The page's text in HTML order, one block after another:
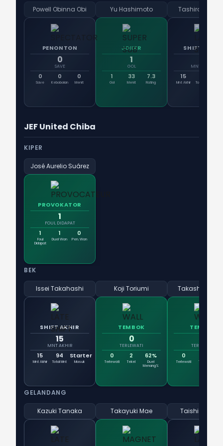
Powell Obinna Obi
PENONTON
0
SAVE
0
Save
0
Kebobolan
0
Menit
Yu Hashimoto
JOKER
1
GOL
1
Gol
33
Menit
7.3
Rating
Tashiro
SHIFT AKHIR
MNT AKHIR
15
Mnt Akhir Total Mnt
JEF United Chiba
KIPER
José Aurelio Suárez
PROVOKATOR
1
FOUL DIDAPAT
1
Foul
Didapat
1
Duel Won
0
Pen. Won
BEK
Issei Takahashi
SHIFT AKHIR
15
MNT AKHIR
15
Mnt Akhir
94
Total Mnt
Starter
Masuk
Koji Toriumi
TEMBOK
0
TERLEWATI
0
Terlewati
2
Tekel
62%
Duel
Menang%
Takashi
TEMBOK
TERLEWATI
0
Terlewati Tekel
GELANDANG
Kazuki Tanaka Takayuki Mae Taishi